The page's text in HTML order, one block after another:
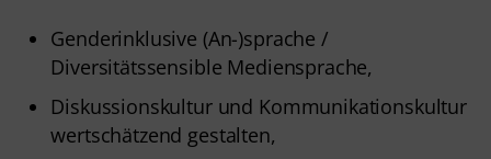
Genderinklusive (An-)sprache /
Diversitätssensible Mediensprache,
Diskussionskultur und Kommunikationskultur
wertschätzend gestalten,